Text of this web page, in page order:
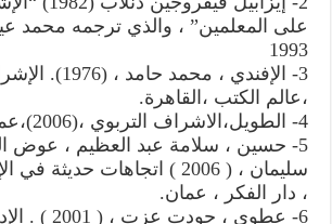
على المعلمين” ، والذي ترجمه محمد
1993
3- الإفندي ، محمد
،عالم الكتب ،القاهرة.
4- الطويل،الاشراف التربوي ،(2006)،عمان.
5- حسين ، سلامة عبد العظيم ، عوض
سليمان ، ( 2006 ) اتجاهات
، دار الفكر ، عمان.
6- عطوي ، جودت